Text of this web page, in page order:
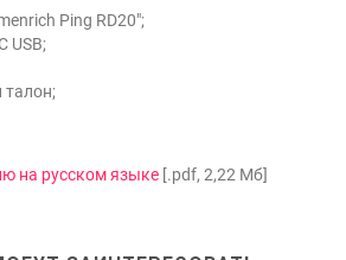
Ping RD20";
USB;
талон;
на русском языке [.pdf, 2,22 Мб]